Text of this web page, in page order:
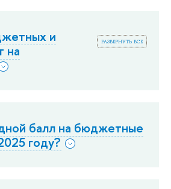
развернуть все
и
на
балл на бюджетные
году?